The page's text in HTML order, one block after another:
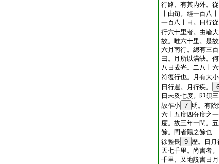
行路。有其内外。
十由旬。經一百八
一百八十日。日行
行六十里者。由輪
故。唯六十里。是
六月南行。總有三
曰。月所以滿缺。
八日成光。二八十
符復行也。月有大小
日行遲。月行疾。
6
日未及七度。即須
故乍小 7 明。有陰
六十五度四分度之
度。故三年一閏。
餘。閏者陽之餘也
徐整長 9 歴。日月
天七千里。尚書者
千里。又地説書日